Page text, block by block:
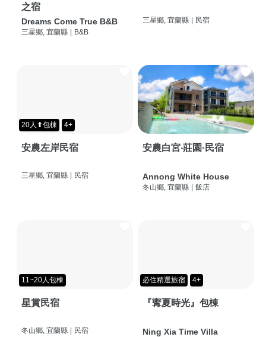
之宿
Dreams Come True B&B
三星鄉, 宜蘭縣 | B&B
三星鄉, 宜蘭縣 | 民宿
20人⬆包棟 4+
安農左岸民宿
三星鄉, 宜蘭縣 | 民宿
安農白宮‧莊園·民宿
Annong White House
冬山鄉, 宜蘭縣 | 飯店
11~20人包棟
星賞民宿
冬山鄉, 宜蘭縣 民宿
必住精選旅宿 4+
『寗夏時光』包棟
Ning Xia Time Villa